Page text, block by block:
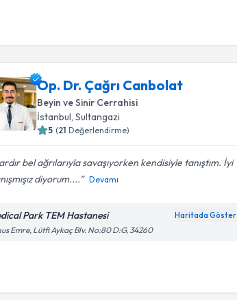
Op. Dr. Çağrı Canbolat
Beyin ve Sinir Cerrahisi
İstanbul, Sultangazi
5 (21 Değerlendirme)
bel ağrılarıyla savaşıyorken kendisiyle tanıştım. İyi
diyorum....
Devamı
Park TEM Hastanesi Haritada Göster
Emre, Lütfi Aykaç Blv. No:80 D:G, 34260